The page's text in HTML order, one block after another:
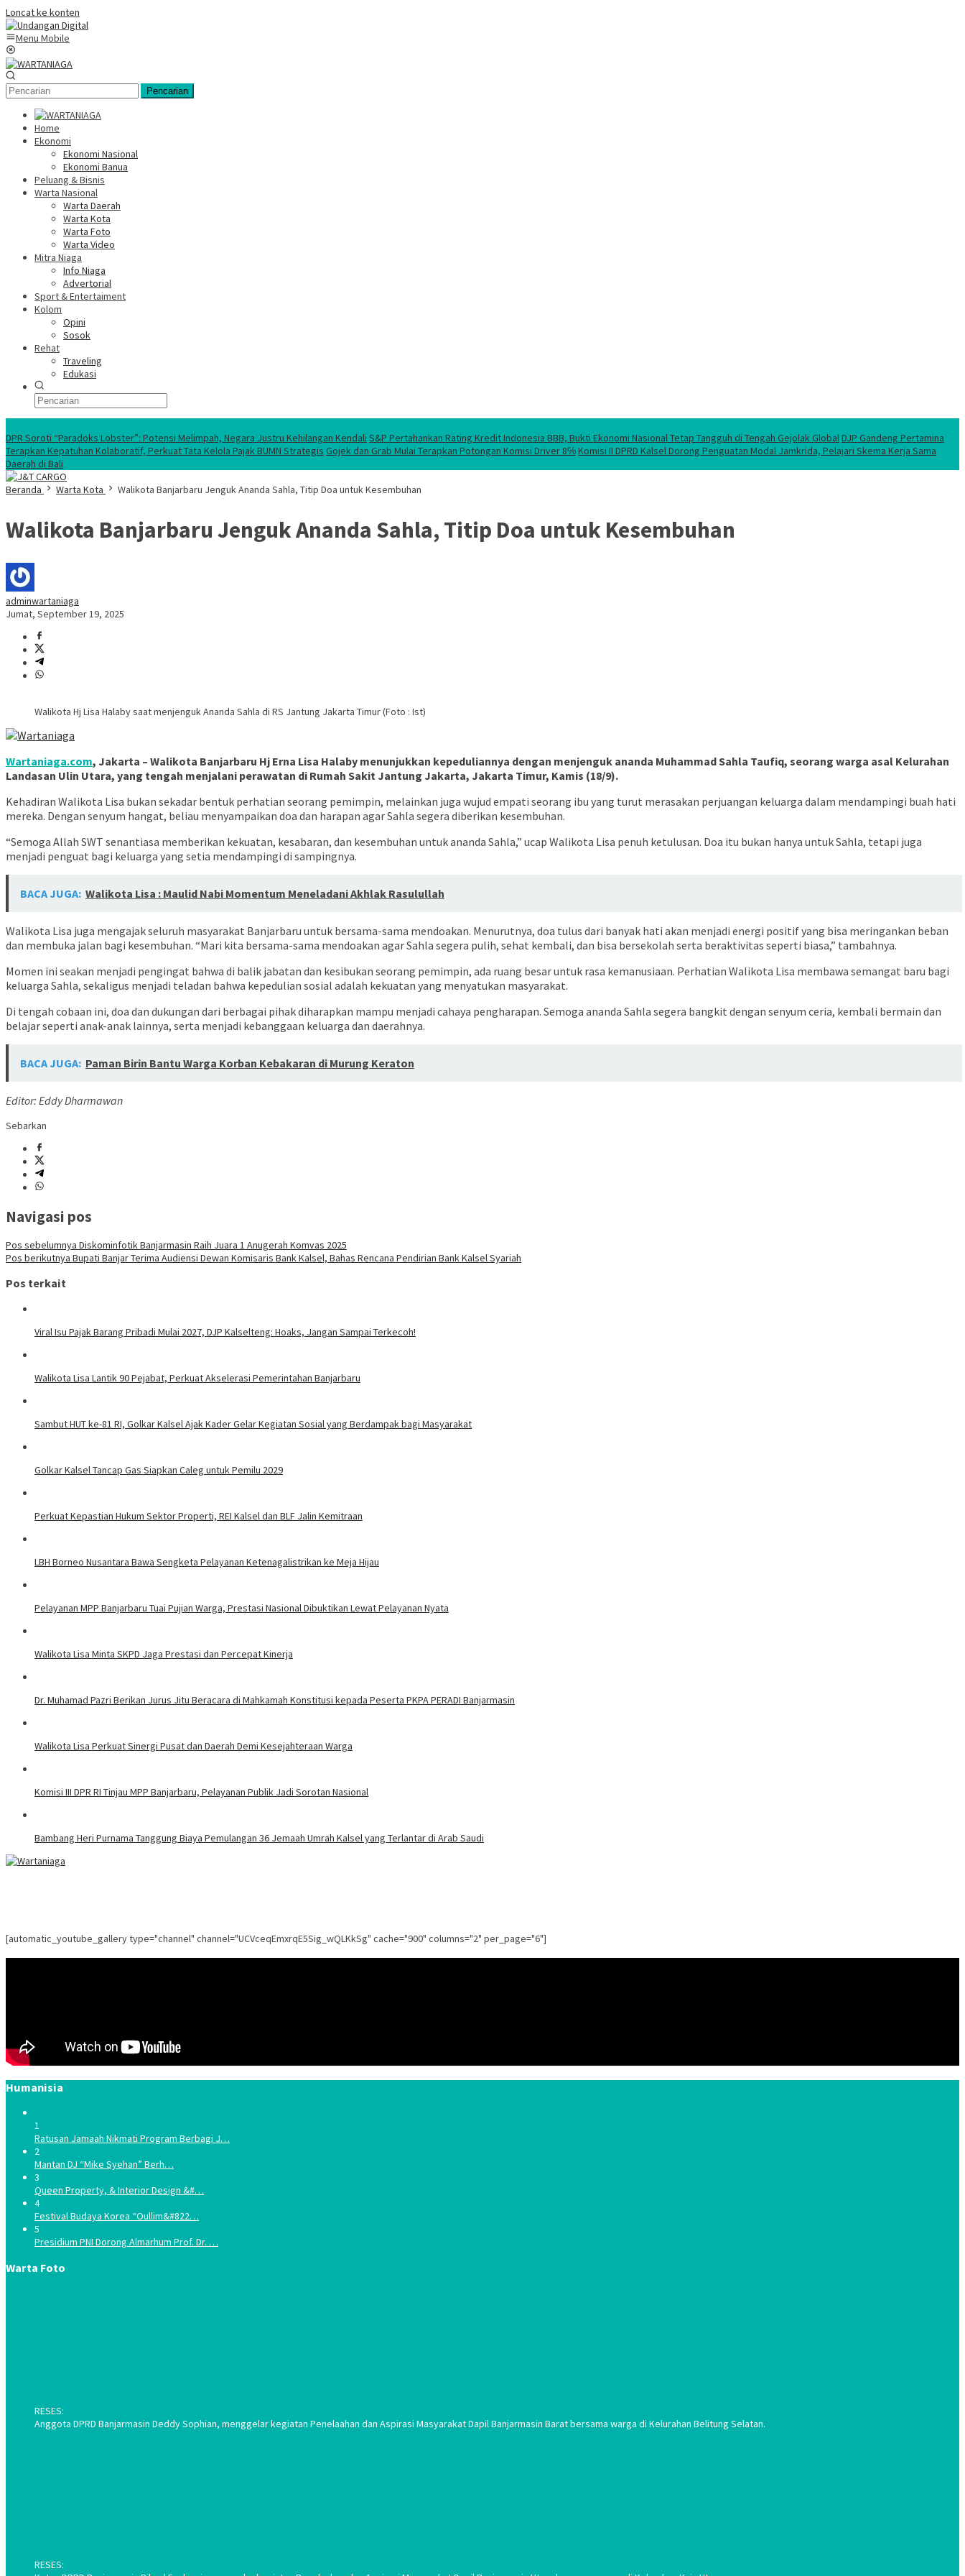
Loncat ke konten
Menu Mobile
Pencarian
Home
Ekonomi
Ekonomi Nasional
Ekonomi Banua
Peluang & Bisnis
Warta Nasional
Warta Daerah
Warta Kota
Warta Foto
Warta Video
Mitra Niaga
Info Niaga
Advertorial
Sport & Entertaiment
Kolom
Opini
Sosok
Rehat
Traveling
Edukasi
DPR Soroti “Paradoks Lobster”: Potensi Melimpah, Negara Justru Kehilangan Kendali S&P Pertahankan Rating Kredit Indonesia BBB, Bukti Ekonomi Nasional Tetap Tangguh di Tengah Gejolak GlobalDJP Gandeng Pertamina
Terapkan Kepatuhan Kolaboratif, Perkuat Tata Kelola Pajak BUMN Strategis Gojek dan Grab Mulai Terapkan Potongan Komisi Driver 8℅Komisi II DPRD Kalsel Dorong Penguatan Modal Jamkrida, Pelajari Skema Kerja Sama
Daerah di Bali
Beranda
Warta Kota Walikota Banjarbaru Jenguk Ananda Sahla, Titip Doa untuk Kesembuhan
Walikota Banjarbaru Jenguk Ananda Sahla, Titip Doa untuk Kesembuhan
adminwartaniaga
Jumat, September 19, 2025
Walikota Hj Lisa Halaby saat menjenguk Ananda Sahla di RS Jantung Jakarta Timur (Foto : Ist)
Wartaniaga.com, Jakarta – Walikota Banjarbaru Hj Erna Lisa Halaby menunjukkan kepeduliannya dengan menjenguk ananda Muhammad Sahla Taufiq, seorang warga asal Kelurahan
Landasan Ulin Utara, yang tengah menjalani perawatan di Rumah Sakit Jantung Jakarta, Jakarta Timur, Kamis (18/9).
Kehadiran Walikota Lisa bukan sekadar bentuk perhatian seorang pemimpin, melainkan juga wujud empati seorang ibu yang turut merasakan perjuangan keluarga dalam mendampingi buah hati
mereka. Dengan senyum hangat, beliau menyampaikan doa dan harapan agar Sahla segera diberikan kesembuhan.
“Semoga Allah SWT senantiasa memberikan kekuatan, kesabaran, dan kesembuhan untuk ananda Sahla,” ucap Walikota Lisa penuh ketulusan. Doa itu bukan hanya untuk Sahla, tetapi juga
menjadi penguat bagi keluarga yang setia mendampingi di sampingnya.
BACA JUGA: Walikota Lisa : Maulid Nabi Momentum Meneladani Akhlak Rasulullah
Walikota Lisa juga mengajak seluruh masyarakat Banjarbaru untuk bersama-sama mendoakan. Menurutnya, doa tulus dari banyak hati akan menjadi energi positif yang bisa meringankan beban
dan membuka jalan bagi kesembuhan. “Mari kita bersama-sama mendoakan agar Sahla segera pulih, sehat kembali, dan bisa bersekolah serta beraktivitas seperti biasa,” tambahnya.
Momen ini seakan menjadi pengingat bahwa di balik jabatan dan kesibukan seorang pemimpin, ada ruang besar untuk rasa kemanusiaan. Perhatian Walikota Lisa membawa semangat baru bagi
keluarga Sahla, sekaligus menjadi teladan bahwa kepedulian sosial adalah kekuatan yang menyatukan masyarakat.
Di tengah cobaan ini, doa dan dukungan dari berbagai pihak diharapkan mampu menjadi cahaya pengharapan. Semoga ananda Sahla segera bangkit dengan senyum ceria, kembali bermain dan
belajar seperti anak-anak lainnya, serta menjadi kebanggaan keluarga dan daerahnya.
BACA JUGA: Paman Birin Bantu Warga Korban Kebakaran di Murung Keraton
Editor: Eddy Dharmawan
Sebarkan
Navigasi pos
Pos sebelumnya Diskominfotik Banjarmasin Raih Juara 1 Anugerah Komvas 2025
Pos berikutnya Bupati Banjar Terima Audiensi Dewan Komisaris Bank Kalsel, Bahas Rencana Pendirian Bank Kalsel Syariah
Pos terkait
Viral Isu Pajak Barang Pribadi Mulai 2027, DJP Kalselteng: Hoaks, Jangan Sampai Terkecoh!
Walikota Lisa Lantik 90 Pejabat, Perkuat Akselerasi Pemerintahan Banjarbaru
Sambut HUT ke-81 RI, Golkar Kalsel Ajak Kader Gelar Kegiatan Sosial yang Berdampak bagi Masyarakat
Golkar Kalsel Tancap Gas Siapkan Caleg untuk Pemilu 2029
Perkuat Kepastian Hukum Sektor Properti, REI Kalsel dan BLF Jalin Kemitraan
LBH Borneo Nusantara Bawa Sengketa Pelayanan Ketenagalistrikan ke Meja Hijau
Pelayanan MPP Banjarbaru Tuai Pujian Warga, Prestasi Nasional Dibuktikan Lewat Pelayanan Nyata
Walikota Lisa Minta SKPD Jaga Prestasi dan Percepat Kinerja
Dr. Muhamad Pazri Berikan Jurus Jitu Beracara di Mahkamah Konstitusi kepada Peserta PKPA PERADI Banjarmasin
Walikota Lisa Perkuat Sinergi Pusat dan Daerah Demi Kesejahteraan Warga
Komisi III DPR RI Tinjau MPP Banjarbaru, Pelayanan Publik Jadi Sorotan Nasional
Bambang Heri Purnama Tanggung Biaya Pemulangan 36 Jemaah Umrah Kalsel yang Terlantar di Arab Saudi
[automatic_youtube_gallery type="channel" channel="UCVceqEmxrqE5Sig_wQLKkSg" cache="900" columns="2" per_page="6"]
Humanisia
1
Ratusan Jamaah Nikmati Program Berbagi J…
2
Mantan DJ “Mike Syehan” Berh…
3
Queen Property, & Interior Design &#…
4
Festival Budaya Korea “Oullim&#822…
5
Presidium PNI Dorong Almarhum Prof. Dr. …
Warta Foto
RESES:
Anggota DPRD Banjarmasin Deddy Sophian, menggelar kegiatan Penelaahan dan Aspirasi Masyarakat Dapil Banjarmasin Barat bersama warga di Kelurahan Belitung Selatan.
RESES: